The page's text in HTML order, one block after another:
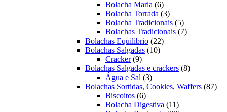
Bolacha Maria 66
produtos
Bolacha Torrada 33
produtos
Bolacha Tradicionais 55
produtos
Bolachas Tradicionais 77
Bolachas Equilibrio 2222
Bolachas Salgadas 1010
Cracker 99
produtos
Bolachas Salgadas e crackers 88
Água e Sal 33
produtos
Bolachas Sortidas, Cookies, Waffers 8787
Biscoitos 66
produtos
Bolacha Digestiva 1111